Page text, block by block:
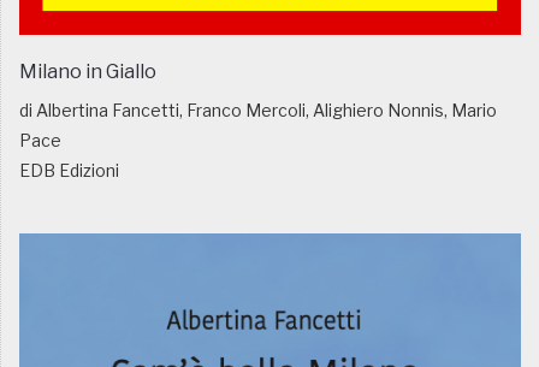
Milano in Giallo
di Albertina Fancetti, Franco Mercoli, Alighiero Nonnis, Mario
Pace
EDB Edizioni